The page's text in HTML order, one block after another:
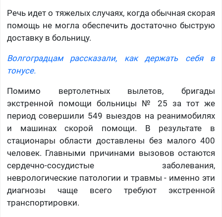
Речь идет о тяжелых случаях, когда обычная скорая
помощь не могла обеспечить достаточно быструю
доставку в больницу.
Волгоградцам рассказали, как держать себя в
тонусе.
Помимо вертолетных вылетов, бригады
экстренной помощи больницы № 25 за тот же
период совершили 549 выездов на реанимобилях
и машинах скорой помощи. В результате в
стационары области доставлены без малого 400
человек. Главными причинами вызовов остаются
сердечно-сосудистые заболевания,
неврологические патологии и травмы - именно эти
диагнозы чаще всего требуют экстренной
транспортировки.